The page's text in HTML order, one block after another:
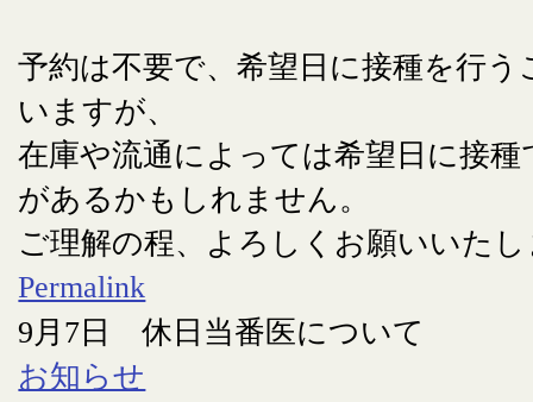
予約は不要で、希望日に接種を行う
いますが、
在庫や流通によっては希望日に接
があるかもしれません。
ご理解の程、よろしくお願いいた
Permalink
9月7日 休日当番医について
お知らせ